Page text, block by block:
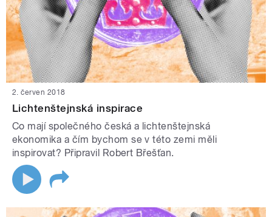
2. červen 2018
Lichtenštejnská inspirace
Co mají společného česká a lichtenštejnská
ekonomika a čím bychom se v této zemi měli
inspirovat? Připravil Robert Břešťan.